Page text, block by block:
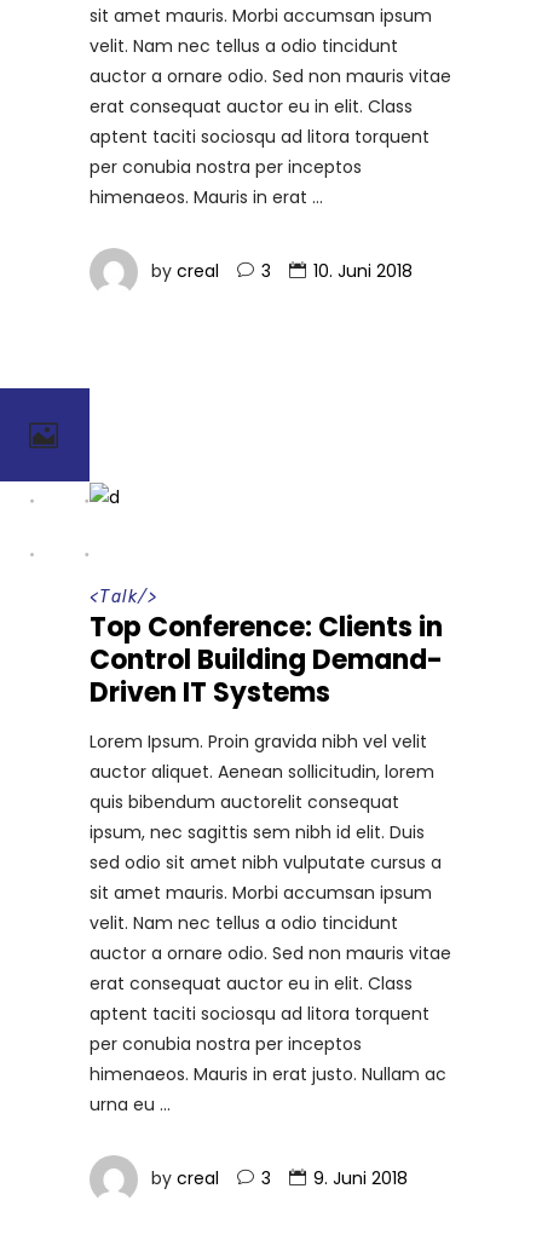
sit amet mauris. Morbi accumsan ipsum
velit. Nam nec tellus a odio tincidunt
auctor a ornare odio. Sed non mauris vitae
erat consequat auctor eu in elit. Class
aptent taciti sociosqu ad litora torquent
per conubia nostra per inceptos
himenaeos. Mauris in erat
by creal 3 10. Juni 2018
<Talk/>
Top Conference: Clients in
Control Building Demand-
Driven IT Systems
Lorem Ipsum. Proin gravida nibh vel velit
auctor aliquet. Aenean sollicitudin, lorem
quis bibendum auctorelit consequat
ipsum, nec sagittis sem nibh id elit. Duis
sed odio sit amet nibh vulputate cursus a
sit amet mauris. Morbi accumsan ipsum
velit. Nam nec tellus a odio tincidunt
auctor a ornare odio. Sed non mauris vitae
erat consequat auctor eu in elit. Class
aptent taciti sociosqu ad litora torquent
per conubia nostra per inceptos
himenaeos. Mauris in erat justo. Nullam ac
urna eu
by creal 3 9. Juni 2018